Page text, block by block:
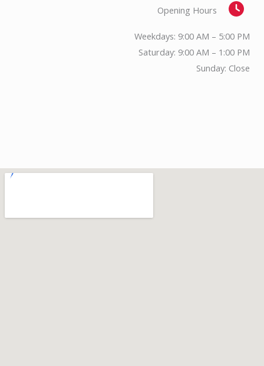
Opening Hours
Weekdays: 9:00 AM – 5:00 PM
Saturday: 9:00 AM – 1:00 PM
Sunday: Close